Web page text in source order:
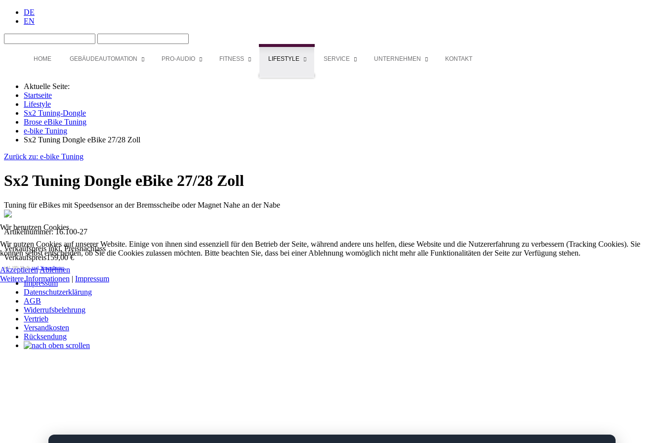
DE
EN
HOME GEBÄUDEAUTOMATION PRO-AUDIO FITNESS LIFESTYLE SERVICE UNTERNEHMEN KONTAKT
Aktuelle Seite:
Startseite
Lifestyle
Sx2 Tuning-Dongle
Brose eBike Tuning
e-bike Tuning
Sx2 Tuning Dongle eBike 27/28 Zoll
Zurück zu: e-bike Tuning
Sx2 Tuning Dongle eBike 27/28 Zoll
Tuning für eBikes mit Speedsensor an der Bremsscheibe oder Magnet Nahe an der Nabe
Artikelnummer: 16.100-27
Verkaufspreis inkl. Preisnachlass
Verkaufspreis159,00 €
inkl. 19% MwSt.zzgl. Versandkosten
Impressum
Datenschutzerklärung
AGB
Widerrufsbelehrung
Vertrieb
Versandkosten
Rücksendung
Wir benutzen Cookies
Wir nutzen Cookies auf unserer Website. Einige von ihnen sind essenziell für den Betrieb der Seite, während andere uns helfen, diese Website und die Nutzererfahrung zu verbessern (Tracking Cookies). Sie
können selbst entscheiden, ob Sie die Cookies zulassen möchten. Bitte beachten Sie, dass bei einer Ablehnung womöglich nicht mehr alle Funktionalitäten der Seite zur Verfügung stehen.
AkzeptierenAblehnen
Weitere Informationen | Impressum